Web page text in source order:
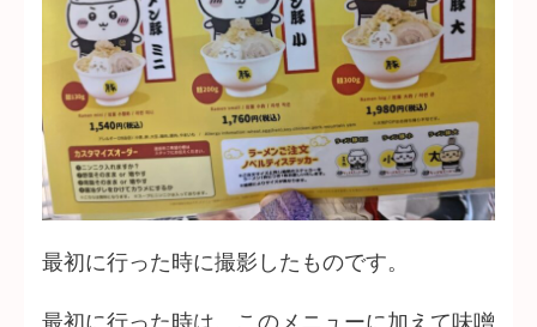
最初に行った時に撮影したものです。
最初に行った時は、このメニューに加えて味噌